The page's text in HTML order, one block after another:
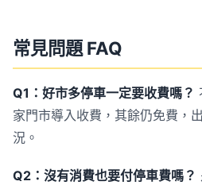
常見問題 FAQ
Q1：好市多停車一定要收費嗎？
家門市導入收費，其餘仍免費，
況。
Q2：沒有消費也要付停車費嗎？